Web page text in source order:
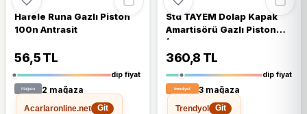
Hafele Runa Gazlı Piston
100n Antrasit
56,5 TL
dip fiyat
2 mağaza
Acarlaronline.net
Git
Std TAYEM Dolap Kapak
Amartisörü Gazlı Piston
(80- 100 N ) 4 Adet
Gönderilecektir
360,8 TL
dip fiyat
3 mağaza
Trendyol
Git